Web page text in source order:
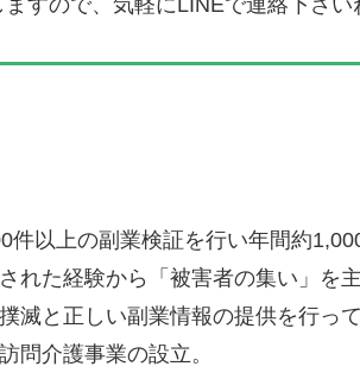
以上の副業検証を行い年間約
れた経験から「被害者の集い」を
滅と正しい副業情報の提供を行って
問介護事業の設立。